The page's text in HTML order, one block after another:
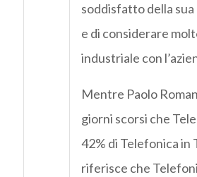
soddisfatto della
e di considerare
industriale con
Mentre Paolo
giorni scorsi che
42% di Telefonica in
riferisce che